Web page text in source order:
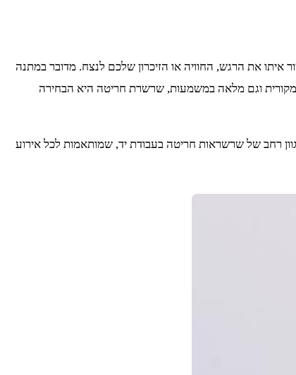
את הרגש, החוויה או הזיכרון שלכם לנצח. מדובר במתנה
וגם מלאה במשמעות, שרשרת חריטה היא הבחירה
רחב של שרשראות חריטה בעבודת יד, שמותאמות לכל אירוע